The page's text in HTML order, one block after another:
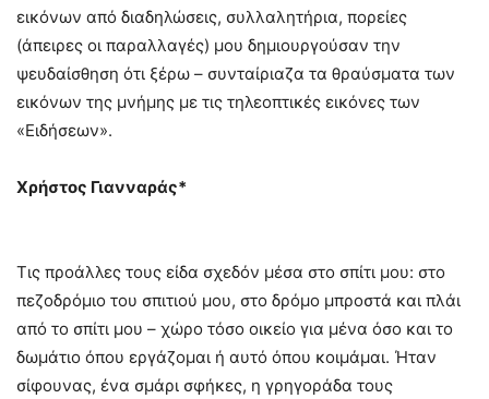
εικόνων από διαδηλώσεις, συλλαλητήρια, πορείες
(άπειρες οι παραλλαγές) μου δημιουργούσαν την
ψευδαίσθηση ότι ξέρω – συνταίριαζα τα θραύσματα των
εικόνων της μνήμης με τις τηλεοπτικές εικόνες των
«Ειδήσεων».
Χρήστος Γιανναράς*
Τις προάλλες τους είδα σχεδόν μέσα στο σπίτι μου: στο
πεζοδρόμιο του σπιτιού μου, στο δρόμο μπροστά και πλάι
από το σπίτι μου – χώρο τόσο οικείο για μένα όσο και το
δωμάτιο όπου εργάζομαι ή αυτό όπου κοιμάμαι. Ήταν
σίφουνας, ένα σμάρι σφήκες, η γρηγοράδα τους